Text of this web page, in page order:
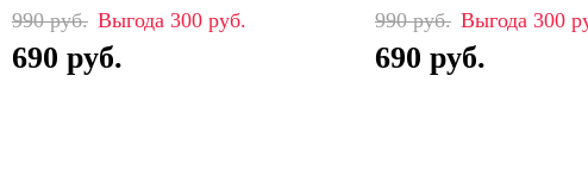
990 300
690
990 300
690